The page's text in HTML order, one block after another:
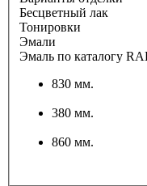
Бесцветный лак
Тонировки
Эмали
Эмаль по каталогу
830 мм.
380 мм.
860 мм.